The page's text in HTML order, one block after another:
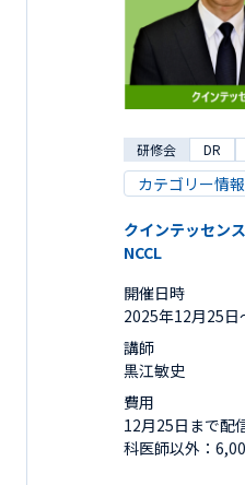
研修会 DR
カテゴリー情報
クインテッセン
NCCL
開催日時
2025年12月25
講師
黒江敏史
費用
12月25日まで
科医師以外：